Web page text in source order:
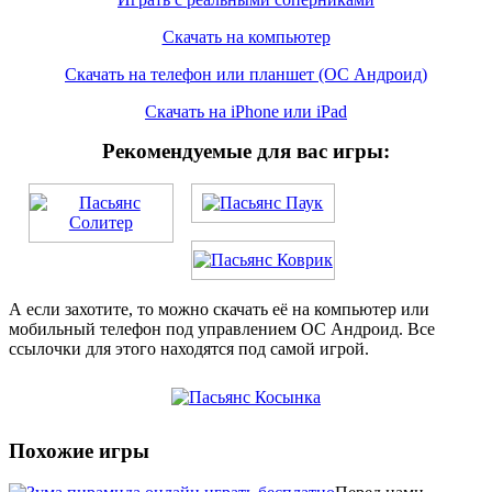
Скачать на компьютер
Скачать на телефон или планшет (ОС Андроид)
Скачать на iPhone или iPad
Рекомендуемые для вас игры:
А если захотите, то можно скачать её на компьютер или
мобильный телефон под управлением ОС Андроид. Все
ссылочки для этого находятся под самой игрой.
Похожие игры